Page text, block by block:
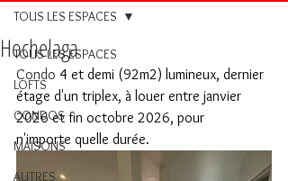
TOUS LES ESPACES
LOFTS
CONDOS
MAISONS
AUTRES
TOUS LES ESPACES
Hochelaga
Condo 4 et demi (92m2) lumineux, dernier
étage d'un triplex, à louer entre janvier
2026 et fin octobre 2026, pour
n'importe quelle durée.